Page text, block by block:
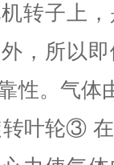
转子上
，所以
性。气
叶轮③